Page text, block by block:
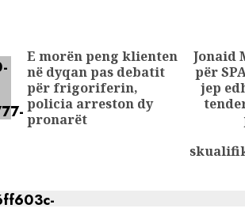
për
kanë
vetëm
e
milionëshe të
Agasit dhe
Beqirit. Mes tyre
dhe pasuritë e
në
Previous
post:
E morën peng klienten
në dyqan pas debatit
për frigoriferin,
policia arreston dy
pronarët
Next
Jonaid
për
jep